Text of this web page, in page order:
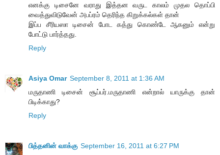
எனக்கு டிசைனே வராது இத்தன வருட காலம் முதல தொப்பி
வைத்துவிடுவேன் அபப்ரம் தெரிந்த கிறுக்கல்கள் தான்
இப்ப சீரியஸா டிசைன் போட கத்து கொண்டே ஆகனும் என்று
போட்டு பார்த்தது.
Reply
Asiya Omar September 8, 2011 at 1:36 AM
மருதாணி டிசைன் சூப்பர்.மருதாணி என்றால் யாருக்கு தான்
பிடிக்காது?
Reply
பித்தனின் வாக்கு September 16, 2011 at 6:27 PM